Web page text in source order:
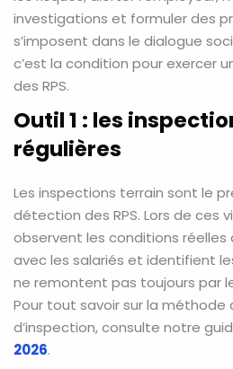
investigations et formuler des
s’imposent dans le dialogue
c’est la condition pour exercer
des RPS.
Outil 1 : les
régulières
Les inspections terrain sont le
détection des RPS. Lors de ces
observent les conditions
avec les salariés et identifient
ne remontent pas toujours par
Pour tout savoir sur la méthode
d’inspection, consulte notre
2026.